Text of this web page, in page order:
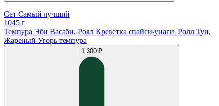
Сет Самый лучший
1045 г
Темпура Эби Васаби, Ролл Креветка спайси-унаги, Ролл Тун,
Жареный Угорь темпура
1 300 ₽